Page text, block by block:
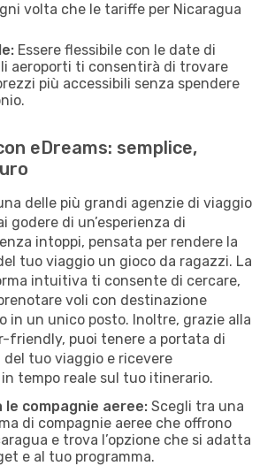
volta che le tariffe per Nicaragua
Essere flessibile con le date di
aeroporti ti consentirà di trovare
più accessibili senza spendere
eDreams: semplice,
delle più grandi agenzie di viaggio
godere di un’esperienza di
intoppi, pensata per rendere la
tuo viaggio un gioco da ragazzi. La
intuitiva ti consente di cercare,
voli con destinazione
in un unico posto. Inoltre, grazie alla
friendly, puoi tenere a portata di
tuo viaggio e ricevere
tempo reale sul tuo itinerario.
compagnie aeree: Scegli tra una
di compagnie aeree che offrono
e trova l’opzione che si adatta
e al tuo programma.